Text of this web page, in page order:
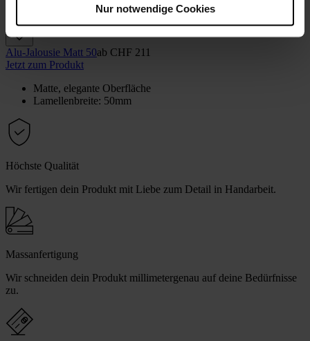
Nur notwendige Cookies
Alu-Jalousie Matt 50ab CHF 211
Jetzt zum Produkt
Matte, elegante Oberfläche
Lamellenbreite: 50mm
Höchste Qualität
Wir fertigen dein Produkt mit Liebe zum Detail in Handarbeit.
Massanfertigung
Wir schneiden dein Produkt millimetergenau auf deine Bedürfnisse
zu.